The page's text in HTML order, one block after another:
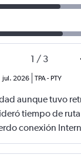
1 / 3
jul. 2026 TPA- PTY
aunque tuvo
tiempo de
conexión